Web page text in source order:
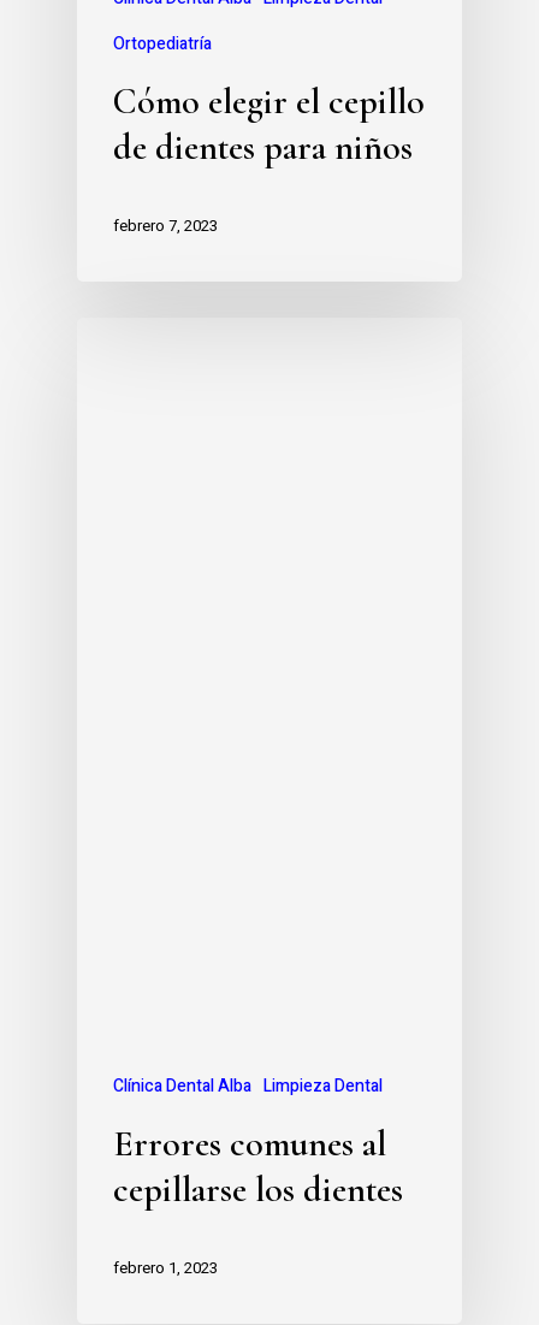
Ortopediatría
Cómo elegir el cepillo
de dientes para niños
febrero 7, 2023
Clínica Dental Alba Limpieza Dental
Errores comunes al
cepillarse los dientes
febrero 1, 2023